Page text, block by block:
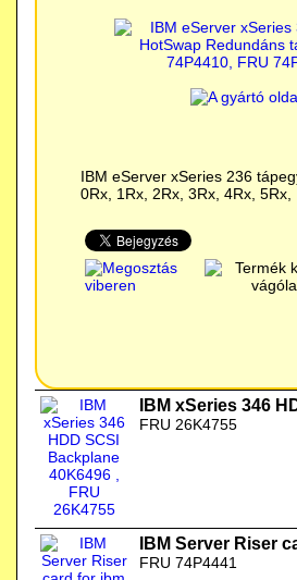
IBM eServer xSeries 236
0Rx, 1Rx, 2Rx, 3Rx, 4Rx,
IBM xSeries 346
FRU 26K4755
IBM Server Riser
FRU 74P4441